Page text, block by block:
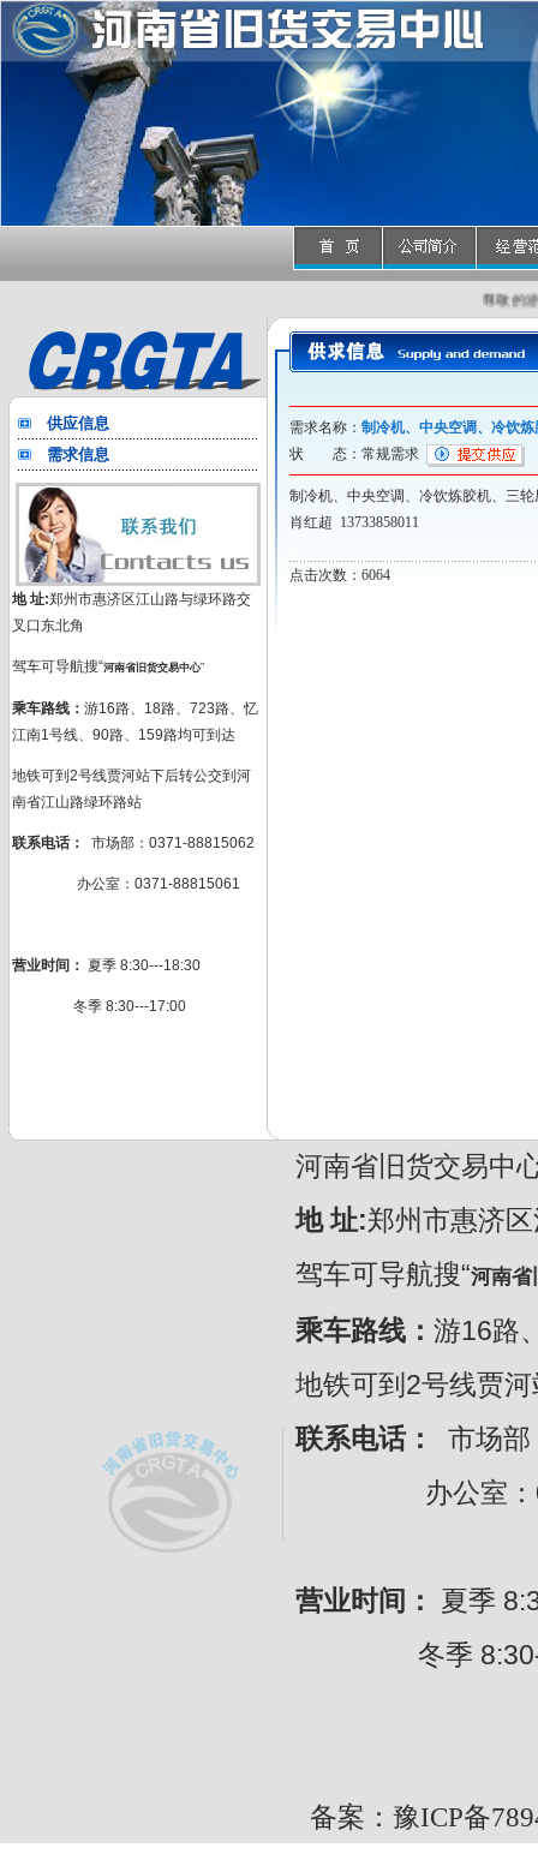
尊敬的游
供应信息
需求信息
地 址:郑州市惠济区江山路与绿环路交
叉口东北角
驾车可导航搜“河南省旧货交易中心”
乘车路线： 游16路、18路、723路、忆
江南1号线、90路、159路均可到达
地铁可到2号线贾河站下后转公交到河
南省江山路绿环路站
联系电话： 市场部：0371-88815062
办公室：0371-88815061
营业时间： 夏季 8:30---18:30
冬季 8:30---17:00
需求名称： 制冷机、中央空调、冷饮
状 态：常规需求
制冷机、中央空调、冷饮炼胶机、三
肖红超 13733858011
点击次数：6064
河南省旧货交易中
地 址:郑州市惠济
驾车可导航搜“河南省
乘车路线： 游16路
地铁可到2号线贾
联系电话： 市场
办公室：
营业时间：
夏季
冬季 8:30---
备案：豫ICP备